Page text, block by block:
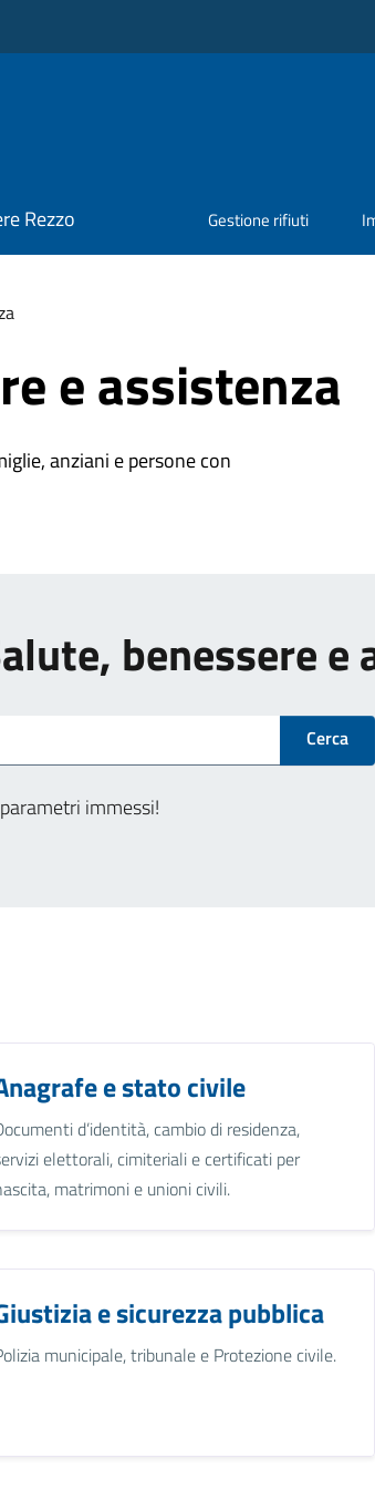
Rezzo Gestione rifiuti
e assistenza
anziani e persone con
benessere e
Cerca
immessi!
e stato civile
d’identità, cambio di residenza,
elettorali, cimiteriali e certificati per
matrimoni e unioni civili.
e sicurezza pubblica
municipale, tribunale e Protezione civile.